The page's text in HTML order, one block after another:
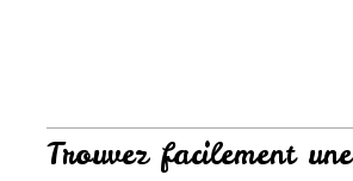
Trouvez facilement une